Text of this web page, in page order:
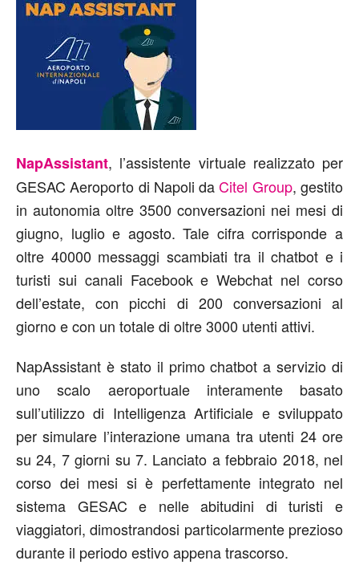
NapAssistant, l’assistente virtuale realizzato per
GESAC Aeroporto di Napoli daCitel Group, gestito
in autonomia oltre 3500 conversazioni nei mesi di
giugno, luglio e agosto. Tale cifra corrisponde a
oltre 40000 messaggi scambiati tra il chatbot e i
turisti sui canali Facebook e Webchat nel corso
dell’estate, con picchi di 200 conversazioni al
giorno e con un totale di oltre 3000 utenti attivi.
NapAssistant è stato il primo chatbot a servizio di
uno scalo aeroportuale interamente basato
sull’utilizzo di Intelligenza Artificiale e sviluppato
per simulare l’interazione umana tra utenti 24 ore
su 24, 7 giorni su 7. Lanciato a febbraio 2018, nel
corso dei mesi si è perfettamente integrato nel
sistema GESAC e nelle abitudini di turisti e
viaggiatori, dimostrandosi particolarmente prezioso
durante il periodo estivo appena trascorso.